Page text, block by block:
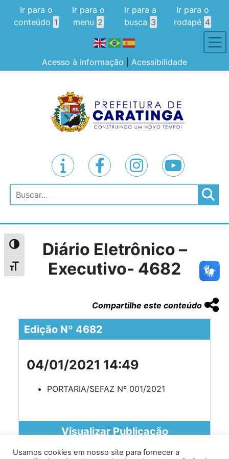
Alternar alto contraste
Alternar tamanho da fonte
Ir para o
conteúdo 1
Ir para o
menu 2
Ir para a
busca 3
Ir para o
rodapé 4
Acesso à informação Acessibilidade
Pesquisar
Diário Eletrônico –
Executivo- 4682
Compartilhe este conteúdo
Edição Nº 4682
04/01/2021 14:49
PORTARIA/SEFAZ Nº 001/2021
Visualizar Publicação
Usamos cookies em nosso site para fornecer a